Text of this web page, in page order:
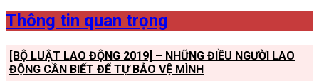
Thông tin quan trọng
[BỘ LUẬT LAO ĐỘNG 2019] – NHỮNG ĐIỀU NGƯỜI LAO
ĐỘNG CẦN BIẾT ĐỂ TỰ BẢO VỆ MÌNH